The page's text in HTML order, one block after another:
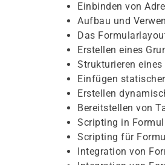
Einbinden von
Aufbau und
Das
Erstellen eines
Strukturieren
Einfügen
Erstellen
Bereitstellen von
Scripting in
Scripting für
Integration von